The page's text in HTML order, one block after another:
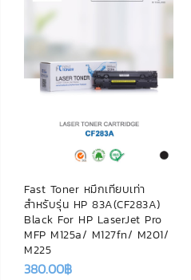
Fast Toner หมึกเทียบเท่า
สำหรับรุ่น HP 83A(CF283A)
Black For HP LaserJet Pro
MFP M125a/ M127fn/ M201/
M225
380.00฿